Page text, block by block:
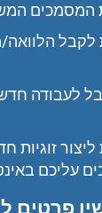
המסמכים
לקבל
לעבודה
עליכם
פרטים